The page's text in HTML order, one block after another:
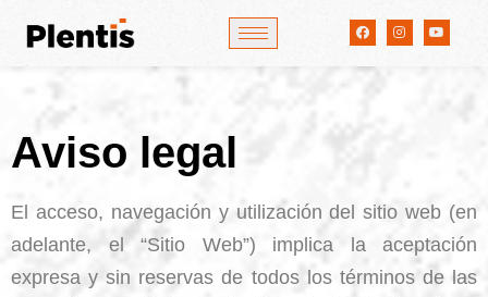
Aviso legal
El acceso, navegación y utilización del sitio web (en
adelante, el “Sitio Web”) implica la aceptación
expresa y sin reservas de todos los términos de las